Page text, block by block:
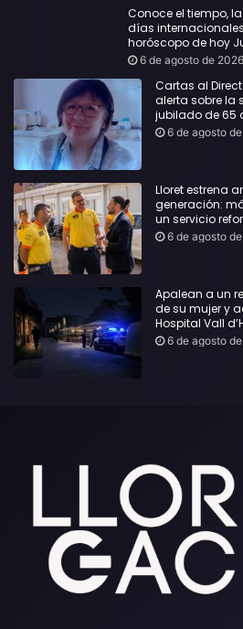
Conoce el tiempo,
días
horóscopo de hoy
6 de agosto de 2026
Cartas al
alerta sobre la
jubilado de 65
urgente
6 de agosto
Lloret estrena
generación:
un servicio
6 de agosto
Apalean a un
de su mujer y
Hospital Vall
6 de agosto